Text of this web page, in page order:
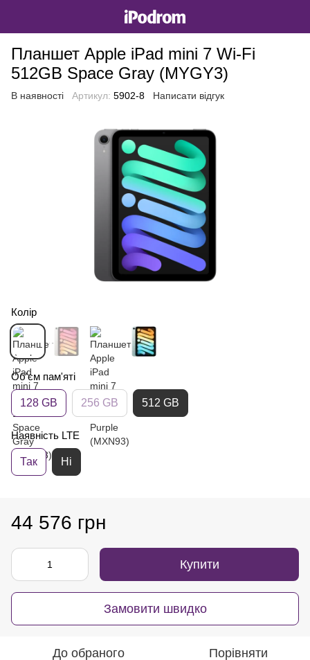
Планшет Apple iPad mini 7 Wi-Fi
512GB Space Gray (MYGY3)
В наявності Артикул: 5902-8 Написати відгук
Колір
Об'єм пам'яті
128 GB 256 GB 512 GB
Наявність LTE
Так Ні
44 576 грн
Купити
Замовити швидко
До обраного Порівняти